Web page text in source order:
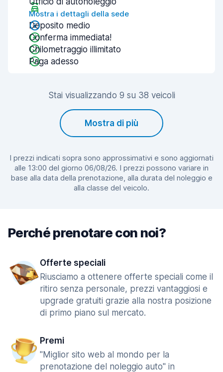
Mostra i dettagli della sede
Deposito medio
Conferma immediata!
Chilometraggio illimitato
Paga adesso
Stai visualizzando 9 su 38 veicoli
Mostra di più
I prezzi indicati sopra sono approssimativi e sono aggiornati
alle 13:00 del giorno 06/08/26. I prezzi possono variare in
base alla data della prenotazione, alla durata del noleggio e
alla classe del veicolo.
Perché prenotare con noi?
Offerte speciali
Riusciamo a ottenere offerte speciali come il
ritiro senza personale, prezzi vantaggiosi e
upgrade gratuiti grazie alla nostra posizione
di primo piano sul mercato.
Premi
"Miglior sito web al mondo per la
prenotazione del noleggio auto" in